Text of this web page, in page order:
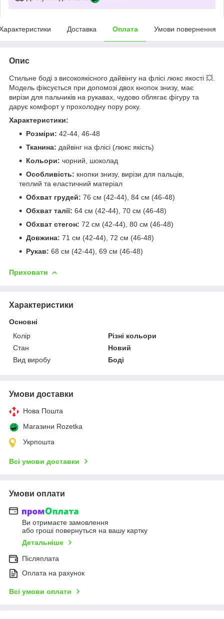
Доставка Оплата Умови повернення
Опис
Стильне боді з високоякісного дайвінгу на флісі люкс якості 💥.
Модель фіксується при допомозі двох кнопок знизу, має
вирізи для пальчиків на рукавах, чудово облягає фігуру та
дарує комфорт у прохолодну пору року.
Характеристики:
Розміри: 42-44, 46-48
Тканина: дайвінг на флісі (люкс якість)
Кольори: чорний, шоколад
Особливість: кнопки знизу, вирізи для пальців,
теплий та еластичний матеріал
Обхват грудей: 76 см (42-44), 84 см (46-48)
Обхват талії: 64 см (42-44), 70 см (46-48)
Обхват стегон: 72 см (42-44), 80 см (46-48)
Довжина: 71 см (42-44), 72 см (46-48)
Рукав: 68 см (42-44), 69 см (46-48)
Приховати
Характеристики
Основні
Колір
Різні кольори
Стан
Новий
Вид виробу
Боді
Умови доставки
Нова Пошта
Магазини Rozetka
Укрпошта
Всі умови доставки
Умови оплати
Ви отримаєте замовлення
або гроші повернуться на вашу картку
Детальніше
Післяплата
Оплата на рахунок
Всі умови оплати